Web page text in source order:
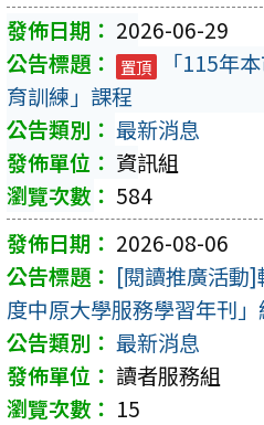
2026-06-29
置頂
「115年
育訓練」課程
最新消息
資訊組
584
2026-08-06
[閱讀推廣活動
度中原大學服務學習年刊」
最新消息
讀者服務組
15